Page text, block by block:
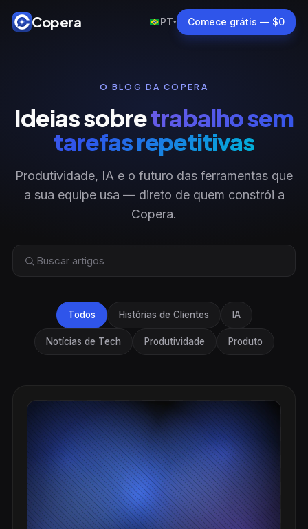
Copera PT▾ Comece grátis — $0
O BLOG DA COPERA
Ideias sobretrabalho sem
tarefas repetitivas
Produtividade, IA e o futuro das ferramentas que
a sua equipe usa — direto de quem constrói a
Copera.
Todos Histórias de Clientes IA
Notícias de Tech Produtividade Produto